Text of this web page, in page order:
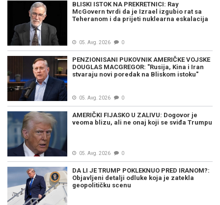
BLISKI ISTOK NA PREKRETNICI: Ray
McGovern tvrdi da je Izrael izgubio rat sa
Teheranom i da prijeti nuklearna eskalacija
05. Avg. 2026 0
PENZIONISANI PUKOVNIK AMERIČKE VOJSKE
DOUGLAS MACGREGOR: "Rusija, Kina i Iran
stvaraju novi poredak na Bliskom istoku"
05. Avg. 2026 0
AMERIČKI FIJASKO U ZALIVU: Dogovor je
veoma blizu, ali ne onaj koji se sviđa Trumpu
05. Avg. 2026 0
DA LI JE TRUMP POKLEKNUO PRED IRANOM?:
Objavljeni detalji odluke koja je zatekla
geopolitičku scenu